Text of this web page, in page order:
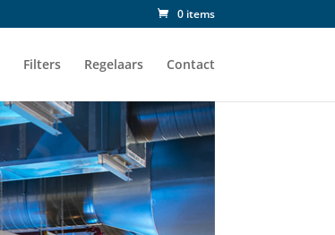
0 items
Filters Regelaars Contact